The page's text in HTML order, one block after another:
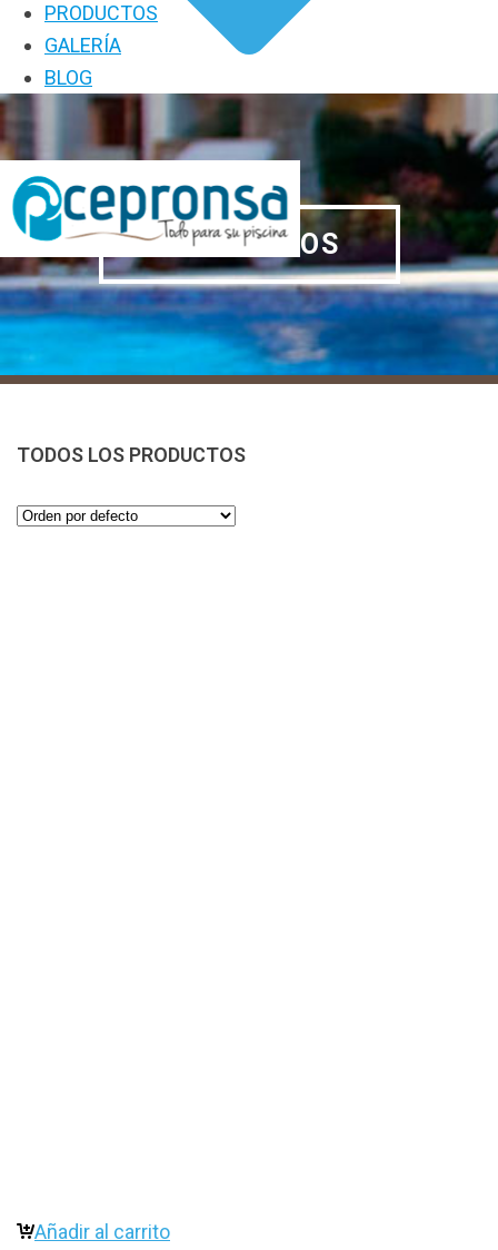
PRODUCTOS
GALERÍA
BLOG
PRODUCTOS
TODOS LOS PRODUCTOS
Añadir al carrito